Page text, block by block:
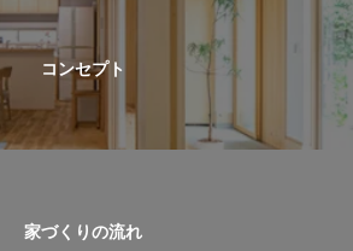
コンセプト
家づくりの流れ